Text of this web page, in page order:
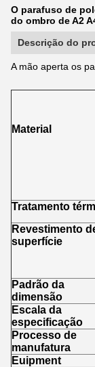
O parafuso de
do ombro de A2
Descrição do
A mão aperta os
Material
Tratamento
Revestimento
superfície
Padrão da
dimensão
Escala da
especificação
Processo de
manufatura
Euipment